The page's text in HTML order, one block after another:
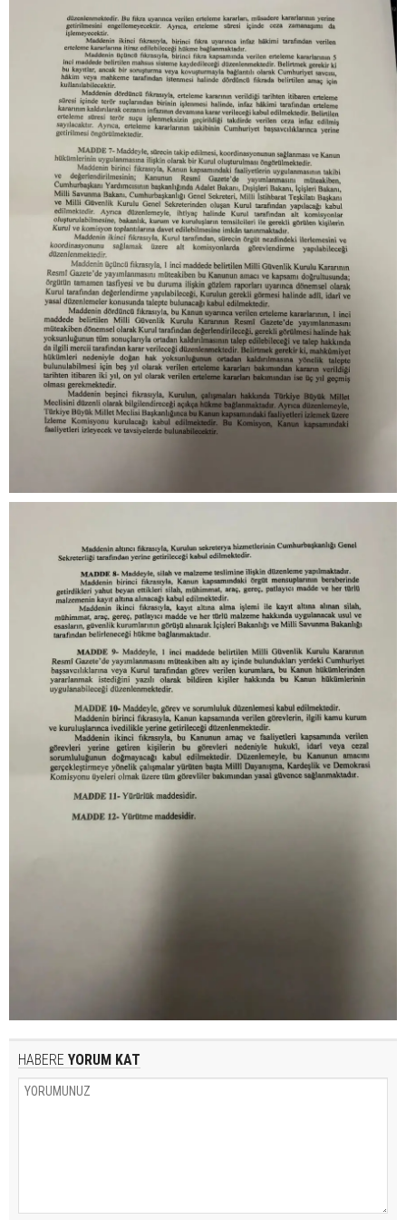
HABERE YORUM KAT